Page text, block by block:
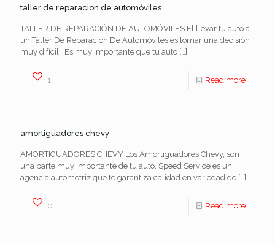
taller de reparacion de automóviles
TALLER DE REPARACIÓN DE AUTOMÓVILES El llevar tu auto a
un Taller De Reparacion De Automóviles es tomar una decisión
muy difícil. Es muy importante que tu auto […]
1 Read more
amortiguadores chevy
AMORTIGUADORES CHEVY Los Amortiguadores Chevy, son
una parte muy importante de tu auto. Speed Service es un
agencia automotriz que te garantiza calidad en variedad de […]
0 Read more